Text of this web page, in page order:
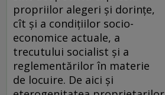
propriilor alegeri și dorințe,
cît și a condițiilor socio-
economice actuale, a
trecutului socialist și a
reglementărilor în materie
de locuire. De aici și